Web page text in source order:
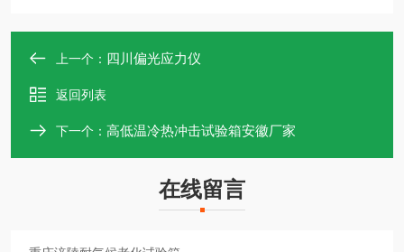
上一个： 四川偏光应力仪
返回列表
下一个： 高低温冷热冲击试验箱安徽厂家
在线留言